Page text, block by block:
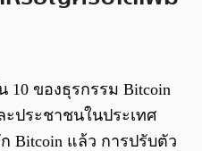
10 ของธุรกรรม Bitcoin
ประชาชนในประเทศ
Bitcoin แล้ว การปรับตัว